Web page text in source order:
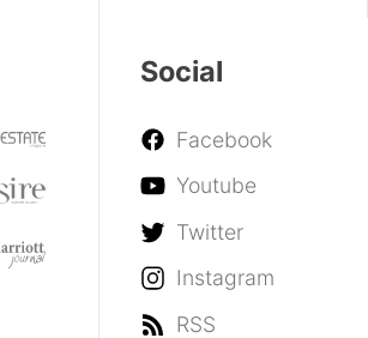
Social
Facebook
Youtube
Twitter
Instagram
RSS